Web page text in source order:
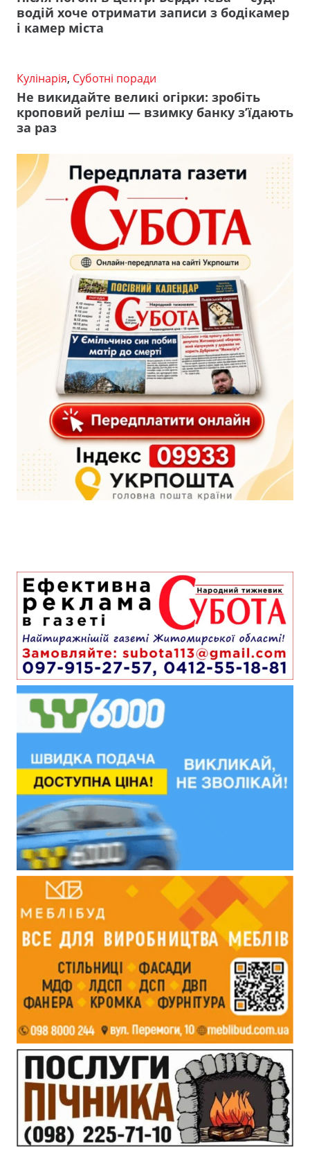
водій хоче отримати записи з бодікамер
і камер міста
Кулінарія, Суботні поради
Не викидайте великі огірки: зробіть
кроповий реліш — взимку банку з’їдають
за раз